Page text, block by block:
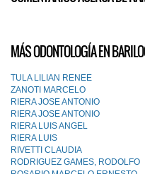
MÁS ODONTOLOGÍA EN
TULA LILIAN RENEE
ZANOTI MARCELO
RIERA JOSE ANTONIO
RIERA JOSE ANTONIO
RIERA LUIS ANGEL
RIERA LUIS
RIVETTI CLAUDIA
RODRIGUEZ GAMES, RODOLFO